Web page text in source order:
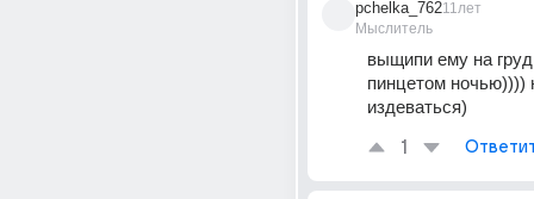
pchelka_762
Мыслитель
11лет
выщипи ему на
пинцетом ночью))))
издеваться)
1